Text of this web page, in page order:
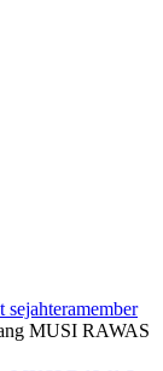
sejahteramember
MUSI RAWAS